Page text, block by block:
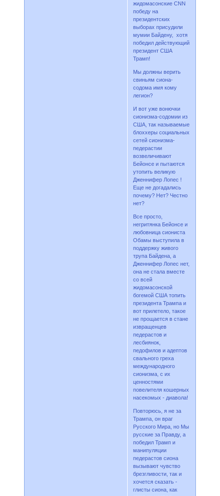
жидомасонские CNN
победу на
президентских
выборах присудили
мумии Байдену, хотя
победил действующий
президент США
Трамп!
Мы должны верить
свиньям сиона-
содома имя кому
легион?
И вот уже вонючки
сионизма-содомии из
США, так называемые
блоххеры социальных
сетей сионизма-
педерастии
возвеличивают
Бейонсе и пытаются
утопить великую
Дженнифер Лопес !
Еще не догадались
почему? Нет? Честно
нет?
Все просто,
негритянка Бейонсе и
любовница сиониста
Обамы выступила в
поддержку живого
трупа Байдена, а
Дженнифер Лопес нет,
она не стала вместе
со всей
жидомасонской
богемой США топить
президента Трампа и
вот прилетело, такое
не прощается в стане
извращенцев
педерастов и
лесбиянок,
педофилов и адептов
свального греха
международного
сионизма, с их
ценностями
повелителя кошерных
насекомых - диавола!
Повторюсь, я не за
Трампа, он враг
Русского Мира, но Мы
русские за Правду, а
победил Трамп и
манипуляции
педерастов сиона
вызывают чувство
брезгливости, так и
хочется сказать -
глисты сиона, как